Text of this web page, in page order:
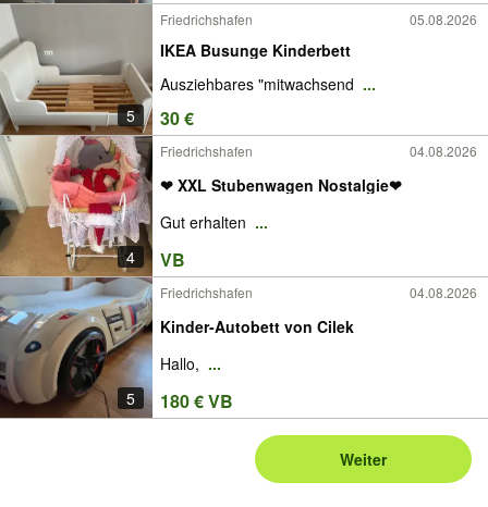
5
Friedrichshafen 05.08.2026
IKEA Busunge Kinderbett
Ausziehbares "mitwachsend ...
30 €
4
Friedrichshafen 04.08.2026
❤ XXL Stubenwagen Nostalgie❤
Gut erhalten ...
VB
5
Friedrichshafen 04.08.2026
Kinder‑Autobett von Cilek
Hallo, ...
180 € VB
Weiter